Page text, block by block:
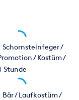
Schornsteinfeger /
/ Kostüm /
Stunde
Bär / Laufkostüm /